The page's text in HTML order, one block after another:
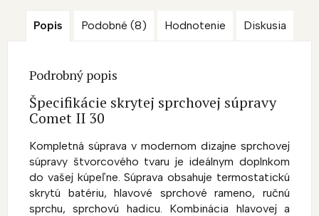
Popis Podobné (8) Hodnotenie Diskusia
Podrobný popis
Špecifikácie skrytej sprchovej súpravy
Comet II 30
Kompletná súprava v modernom dizajne sprchovej
súpravy štvorcového tvaru je ideálnym doplnkom
do vašej kúpeľne. Súprava obsahuje termostatickú
skrytú batériu, hlavové sprchové rameno, ručnú
sprchu, sprchovú hadicu. Kombinácia hlavovej a